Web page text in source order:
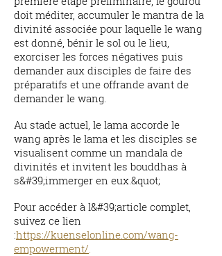
doit méditer, accumuler le mantra de la
divinité associée pour laquelle le wang
est donné, bénir le sol ou le lieu,
exorciser les forces négatives puis
demander aux disciples de faire des
préparatifs et une offrande avant de
demander le wang.
Au stade actuel, le lama accorde le
wang après le lama et les disciples se
visualisent comme un mandala de
divinités et invitent les bouddhas à
s&#39;immerger en eux.&quot;
Pour accéder à l&#39;article complet,
suivez ce lien
:https://kuenselonline.com/wang-
empowerment/.